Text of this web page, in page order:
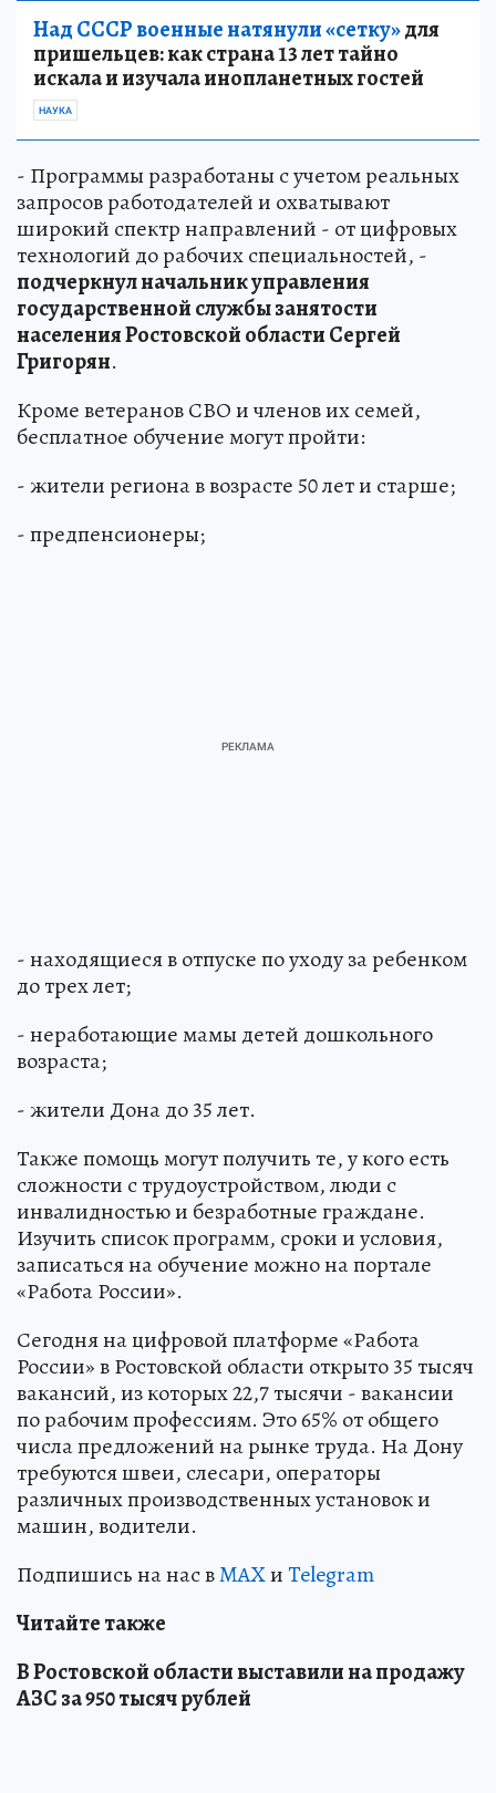
Над СССР военные натянули «сетку»для
пришельцев: как страна 13 лет тайно
искала и изучала инопланетных гостей
НАУКА
- Программы разработаны с учетом реальных
запросов работодателей и охватывают
широкий спектр направлений - от цифровых
технологий до рабочих специальностей, -
подчеркнул начальник управления
государственной службы занятости
населения Ростовской области Сергей
Григорян.
Кроме ветеранов СВО и членов их семей,
бесплатное обучение могут пройти:
- жители региона в возрасте 50 лет и старше;
- предпенсионеры;
- находящиеся в отпуске по уходу за ребенком
до трех лет;
- неработающие мамы детей дошкольного
возраста;
- жители Дона до 35 лет.
Также помощь могут получить те, у кого есть
сложности с трудоустройством, люди с
инвалидностью и безработные граждане.
Изучить список программ, сроки и условия,
записаться на обучение можно на портале
«Работа России».
Сегодня на цифровой платформе «Работа
России» в Ростовской области открыто 35 тысяч
вакансий, из которых 22,7 тысячи - вакансии
по рабочим профессиям. Это 65% от общего
числа предложений на рынке труда. На Дону
требуются швеи, слесари, операторы
различных производственных установок и
машин, водители.
Подпишись на нас вMAXиTelegram
Читайте также
В Ростовской области выставили на продажу
АЗС за 950 тысяч рублей